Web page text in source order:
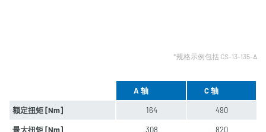
*规格示例包括 CS-13-135-A
A 轴 C 轴
额定扭矩 [Nm] 164 490
最大扭矩 [Nm] 308 820